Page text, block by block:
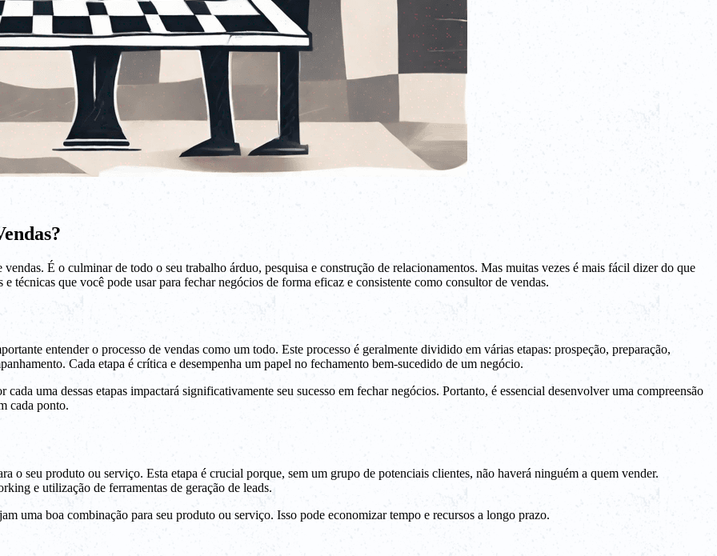
É o culminar de todo o seu trabalho árduo, pesquisa e construção de relacionamentos. Mas muitas vezes é mais fácil dizer do que
técnicas que você pode usar para fechar negócios de forma eficaz e consistente como consultor de vendas.
entender o processo de vendas como um todo. Este processo é geralmente dividido em várias etapas: prospeção, preparação,
Cada etapa é crítica e desempenha um papel no fechamento bem-sucedido de um negócio.
uma dessas etapas impactará significativamente seu sucesso em fechar negócios. Portanto, é essencial desenvolver uma compreensão
cada ponto.
o seu produto ou serviço. Esta etapa é crucial porque, sem um grupo de potenciais clientes, não haverá ninguém a quem vender.
e utilização de ferramentas de geração de leads.
uma boa combinação para seu produto ou serviço. Isso pode economizar tempo e recursos a longo prazo.